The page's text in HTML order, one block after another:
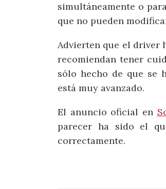
simultáneamente o
que no pueden
Advierten que el driver
recomiendan tener
sólo hecho de que se
está muy avanzado.
El anuncio oficial en
parecer ha sido el
correctamente.